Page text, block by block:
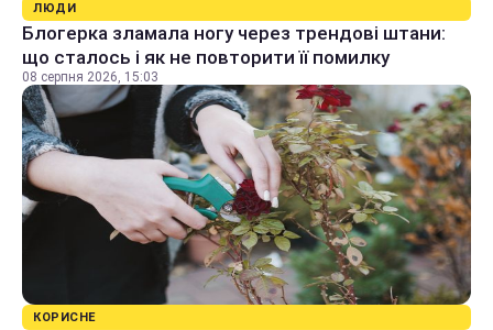
ЛЮДИ
Блогерка зламала ногу через трендові штани:
що сталось і як не повторити її помилку
08 серпня 2026, 15:03
КОРИСНЕ